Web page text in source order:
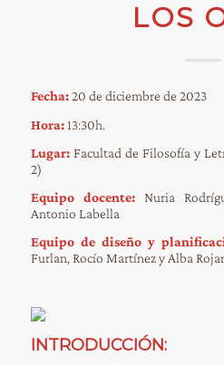
LOS
Fecha:20 de diciembre de 2023
Hora:13:30h.
Lugar:Facultad de Filosofía y
2)
Equipo docente:Nuria
Antonio Labella
Equipo de diseño y
Furlan, Rocío Martínez y Alba
INTRODUCCIÓN: